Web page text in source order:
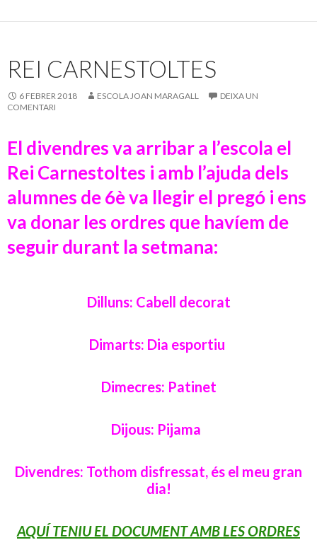
REI CARNESTOLTES
6 FEBRER 2018 ESCOLA JOAN MARAGALL
DEIXA UN
COMENTARI
El divendres va arribar a l’escola el
Rei Carnestoltes i amb l’ajuda dels
alumnes de 6è va llegir el pregó i ens
va donar les ordres que havíem de
seguir durant la setmana:
Dilluns: Cabell decorat
Dimarts: Dia esportiu
Dimecres: Patinet
Dijous: Pijama
Divendres: Tothom disfressat, és el meu gran
dia!
AQUÍ TENIU EL DOCUMENT AMB LES ORDRES